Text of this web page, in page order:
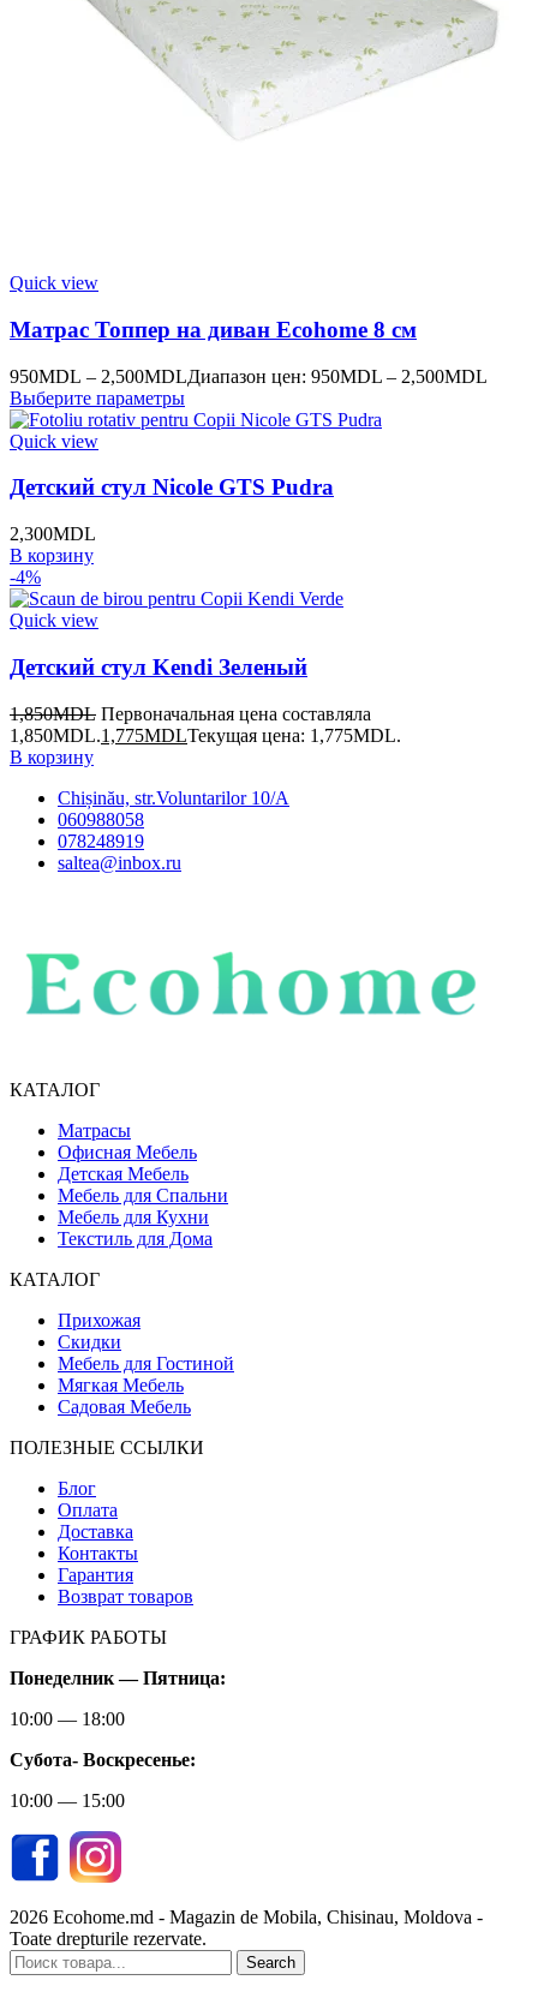
Quick view
Матрас Топпер на диван Ecohome 8 см
950MDL – 2,500MDLДиапазон цен: 950MDL – 2,500MDL
Выберите параметры
Quick view
Детский стул Nicole GTS Pudra
2,300MDL
В корзину
-4%
Quick view
Детский стул Kendi Зеленый
1,850MDL Первоначальная цена составляла
1,850MDL.1,775MDLТекущая цена: 1,775MDL.
В корзину
Chișinău, str.Voluntarilor 10/A
060988058
078248919
saltea@inbox.ru
КАТАЛОГ
Матрасы
Офисная Мебель
Детская Мебель
Мебель для Спальни
Мебель для Кухни
Текстиль для Дома
КАТАЛОГ
Прихожая
Скидки
Мебель для Гостиной
Мягкая Мебель
Садовая Мебель
ПОЛЕЗНЫЕ ССЫЛКИ
Блог
Оплата
Доставка
Контакты
Гарантия
Возврат товаров
ГРАФИК РАБОТЫ
Понеделник — Пятница:
10:00 — 18:00
Субота- Воскресенье:
10:00 — 15:00
2026 Ecohome.md - Magazin de Mobila, Chisinau, Moldova -
Toate drepturile rezervate.
Search